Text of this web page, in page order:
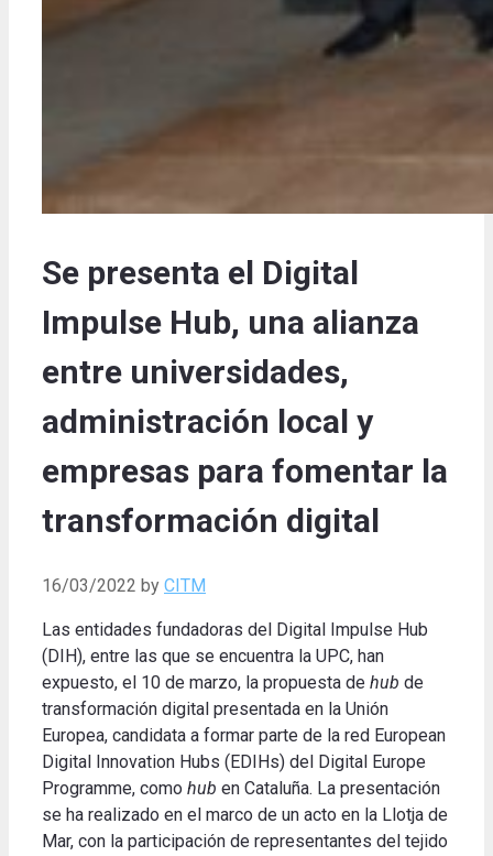
Se presenta el Digital
Impulse Hub, una alianza
entre universidades,
administración local y
empresas para fomentar la
transformación digital
16/03/2022 by CITM
Las entidades fundadoras del Digital Impulse Hub
(DIH), entre las que se encuentra la UPC, han
expuesto, el 10 de marzo, la propuesta de hub de
transformación digital presentada en la Unión
Europea, candidata a formar parte de la red European
Digital Innovation Hubs (EDIHs) del Digital Europe
Programme, como hub en Cataluña. La presentación
se ha realizado en el marco de un acto en la Llotja de
Mar, con la participación de representantes del tejido